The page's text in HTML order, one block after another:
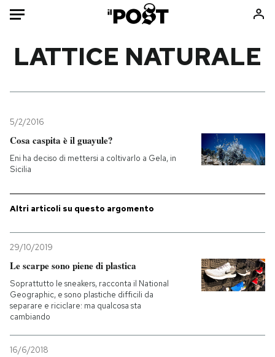
Mondo
Politica
Tecnologia
Scienza
Cultura
Sport
Storie/Idee
Media
PODCAST
LATTICE NATURALE
5/2/2016
Cosa caspita è il guayule?
Eni ha deciso di mettersi a coltivarlo a Gela, in
Sicilia
Altri articoli su questo argomento
29/10/2019
Le scarpe sono piene di plastica
Soprattutto le sneakers, racconta il National
Geographic, e sono plastiche difficili da
separare e riciclare: ma qualcosa sta
cambiando
16/6/2018